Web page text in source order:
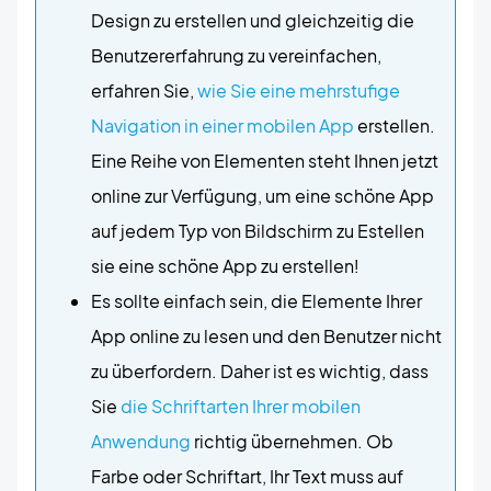
Design zu erstellen und gleichzeitig die
Benutzererfahrung zu vereinfachen,
erfahren Sie,wie Sie eine mehrstufige
Navigation in einer mobilen Apperstellen.
Eine Reihe von Elementen steht Ihnen jetzt
online zur Verfügung, um eine schöne App
auf jedem Typ von Bildschirm zu Estellen
sie eine schöne App zu erstellen!
Es sollte einfach sein, die Elemente Ihrer
App online zu lesen und den Benutzer nicht
zu überfordern. Daher ist es wichtig, dass
Sie die Schriftarten Ihrer mobilen
Anwendung richtig übernehmen. Ob
Farbe oder Schriftart, Ihr Text muss auf